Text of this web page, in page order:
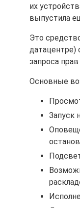
их
выпустила
Это
датацентре)
запроса
Основные
Запуск